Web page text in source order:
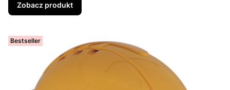
Zobacz produkt
Bestseller